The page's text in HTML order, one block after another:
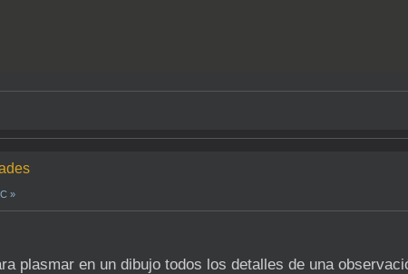
»
plasmar en un dibujo todos los detalles de una